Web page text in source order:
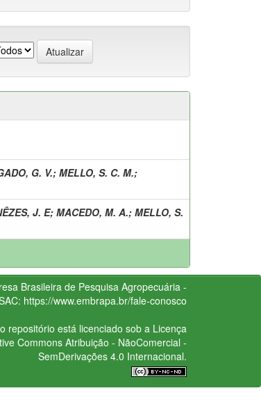
G. V.; MELLO, S. C. M.;
J. E; MACEDO, M. A.; MELLO, S.
Brasileira de Pesquisa Agropecuária -
https://www.embrapa.br/fale-conosco
repositório está licenciado sob a Licença
CommonsAtribuição - NãoComercial -
SemDerivações 4.0 Internacional.